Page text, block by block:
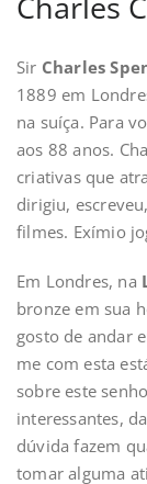
Sir Charles
1889 em
na suíça. Para
aos 88 anos.
criativas que
dirigiu,
filmes. Exímio
Em Londres, na
bronze em sua
gosto de andar
me com esta
sobre este
interessantes,
dúvida fazem
tomar alguma